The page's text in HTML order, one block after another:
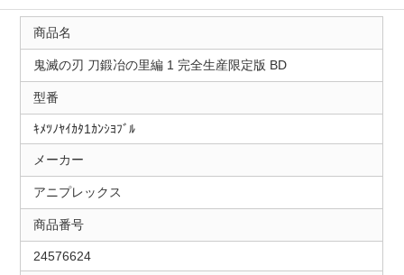
商品名
鬼滅の刃 刀鍛冶の里編 1 完全生産限定版 BD
型番
ｷﾒﾂﾉﾔｲｶﾀ1ｶﾝｼﾖﾌﾞﾙ
メーカー
アニプレックス
商品番号
24576624